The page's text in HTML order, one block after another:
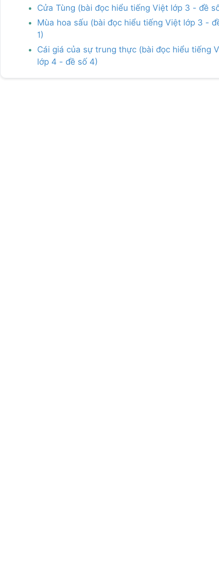
Cửa Tùng (bài đọc hiểu tiếng Việt lớp 3 - đề
Mùa hoa sấu (bài đọc hiểu tiếng Việt lớp 3 -
1)
Cái giá của sự trung thực (bài đọc hiểu tiếng
lớp 4 - đề số 4)